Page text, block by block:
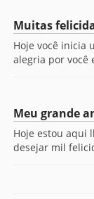
Muitas
Hoje você inicia
alegria por você
Meu grande
Hoje estou aqui
desejar mil